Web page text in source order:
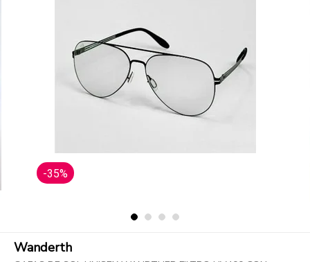
-35%
Wanderth